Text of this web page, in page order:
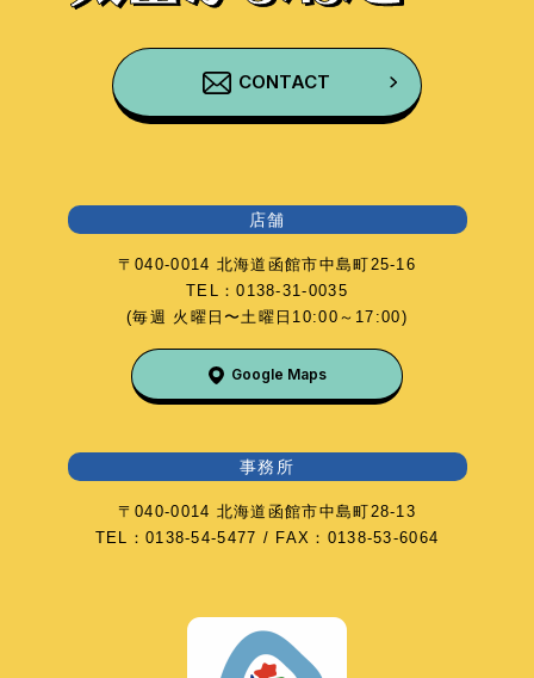
CONTACT
店舗
〒040-0014 北海道函館市中島町25-16
TEL：0138-31-0035
(毎週 火曜日〜土曜日10:00～17:00)
Google Maps
事務所
〒040-0014 北海道函館市中島町28-13
TEL：0138-54-5477 / FAX：0138-53-6064